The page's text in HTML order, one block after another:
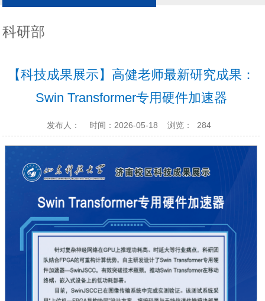
科研部
【科技成果展示】高健老师最新研究成果：
Swin Transformer专用硬件加速器
发布人： 时间：2026-05-18 浏览： 284